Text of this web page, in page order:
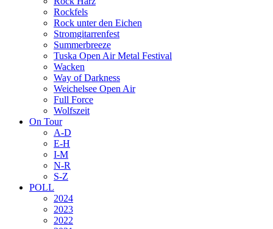
Rockfels
Rock unter den Eichen
Stromgitarrenfest
Summerbreeze
Tuska Open Air Metal Festival
Wacken
Way of Darkness
Weichelsee Open Air
Full Force
Wolfszeit
On Tour
A-D
E-H
I-M
N-R
S-Z
POLL
2024
2023
2022